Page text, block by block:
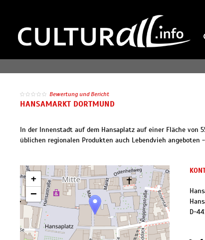
Bewertung und Bericht
HANSAMARKT DORTMUND
In der Innenstadt auf dem Hansaplatz auf einer Fläche von
üblichen regionalen Produkten auch Lebendvieh
+
−
D-